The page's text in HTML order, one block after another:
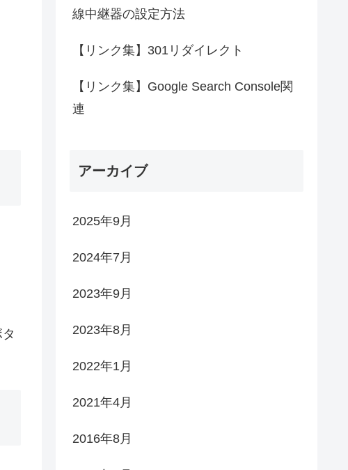
線中継器の設定方法
【リンク集】301リダイレクト
【リンク集】Google Search Console関
連
アーカイブ
2025年9月
2024年7月
2023年9月
2023年8月
2022年1月
2021年4月
2016年8月